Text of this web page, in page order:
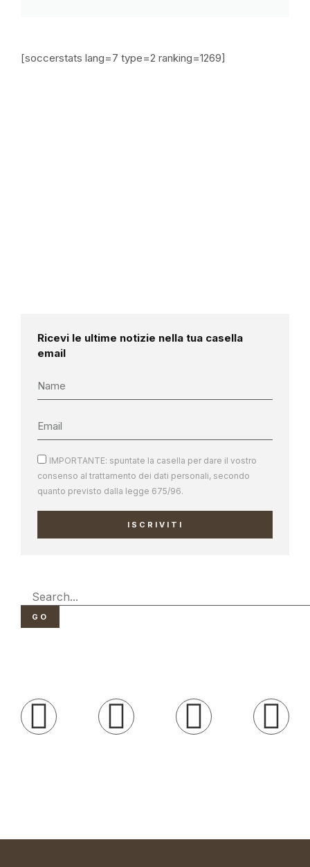
[soccerstats lang=7 type=2 ranking=1269]
Ricevi le ultime notizie nella tua casella
email
IMPORTANTE: spuntate la casella per dare il vostro
consenso al trattamento dei dati personali, secondo
quanto previsto dalla legge 675/96.
ISCRIVITI
GO